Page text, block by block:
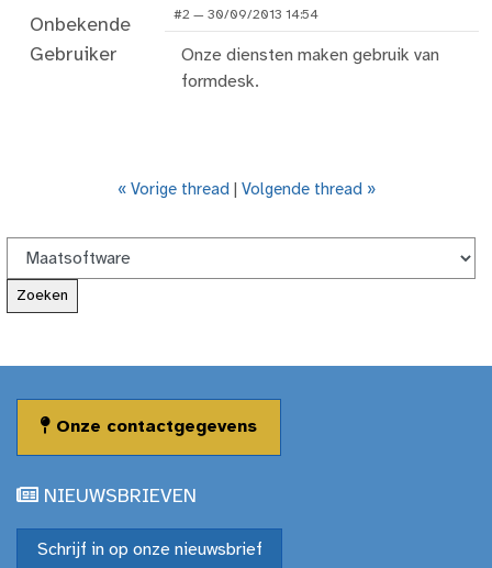
Onbekende
Gebruiker
#2 — 30/09/2013 14:54
Onze diensten maken gebruik van
formdesk.
« Vorige thread| Volgende thread »
Onze contactgegevens
NIEUWSBRIEVEN
Schrijf in op onze nieuwsbrief